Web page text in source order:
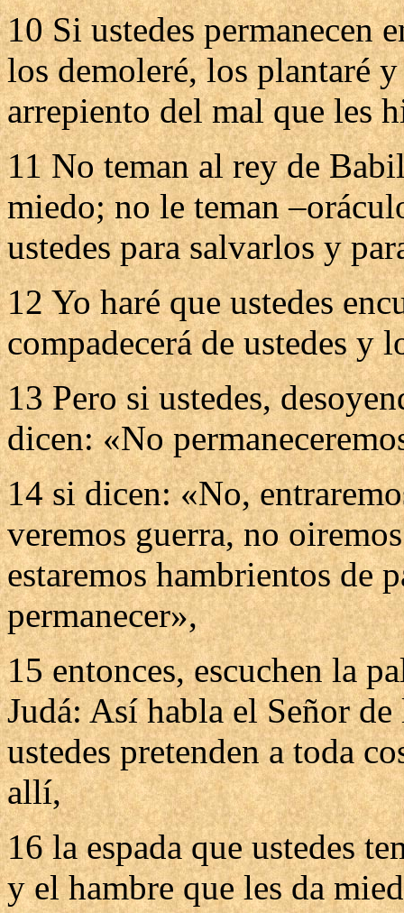
10 Si ustedes permanecen
los demoleré, los plantaré
arrepiento del mal que les
11 No teman al rey de
miedo; no le teman
ustedes para salvarlos y
12 Yo haré que ustedes
compadecerá de ustedes y
13 Pero si ustedes,
dicen: «No
14 si dicen: «No,
veremos guerra, no
estaremos hambrientos de
permanecer»,
15 entonces, escuchen la
Judá: Así habla el Señor
ustedes pretenden a toda
allí,
16 la espada que ustedes
y el hambre que les da